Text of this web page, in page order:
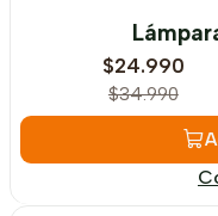
$24.990
$34.990